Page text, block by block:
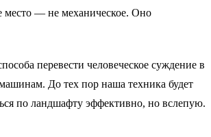
место — не механическое. Оно
перевести человеческое суждение в
До тех пор наша техника будет
по ландшафту эффективно, но вслепую.